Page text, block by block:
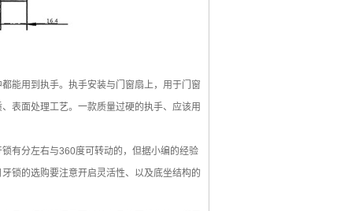
能用到执手。执手安装与门窗扇上，用于门窗
表面处理工艺。一款质量过硬的执手、应该用
有分左右与360度可转动的，但据小编的经验
锁的选购要注意开启灵活性、以及底坐结构的